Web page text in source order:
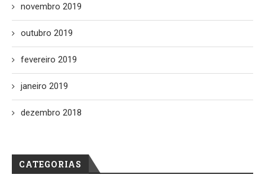
novembro 2019
outubro 2019
fevereiro 2019
janeiro 2019
dezembro 2018
CATEGORIAS